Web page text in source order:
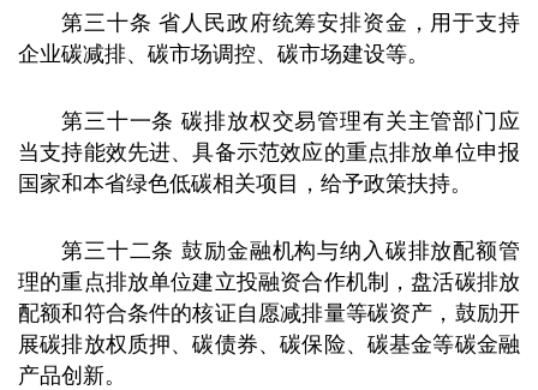
第三十条 省人民政府统筹安排资金，用于支持
企业碳减排、碳市场调控、碳市场建设等。
第三十一条 碳排放权交易管理有关主管部门应
当支持能效先进、具备示范效应的重点排放单位申报
国家和本省绿色低碳相关项目，给予政策扶持。
第三十二条 鼓励金融机构与纳入碳排放配额管
理的重点排放单位建立投融资合作机制，盘活碳排放
配额和符合条件的核证自愿减排量等碳资产，鼓励开
展碳排放权质押、碳债券、碳保险、碳基金等碳金融
产品创新。